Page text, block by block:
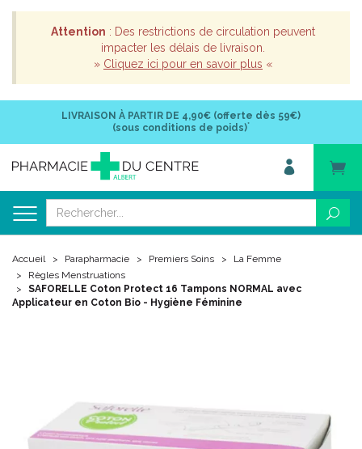
Attention : Des restrictions de circulation peuvent
impacter les délais de livraison.
» Cliquez ici pour en savoir plus «
LIVRAISON À PARTIR DE 4,90€ (offerte dès 59€)
(sous conditions de poids)*
Accueil Parapharmacie Premiers Soins
La Femme
Règles Menstruations
SAFORELLE Coton Protect 16 Tampons NORMAL avec
Applicateur en Coton Bio - Hygiène Féminine